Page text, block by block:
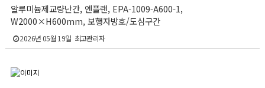
알루미늄제교량난간, 엔플랜, EPA-1009-A600-1,
W2000×H600mm, 보행자방호/도심구간
2026년 05월 19일 최고관리자